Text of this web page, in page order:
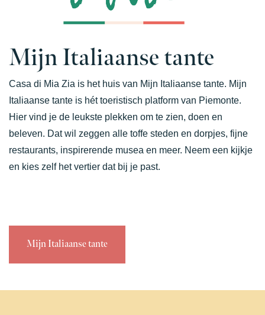
Mijn Italiaanse tante
Casa di Mia Zia is het huis van Mijn Italiaanse tante. Mijn
Italiaanse tante is hét toeristisch platform van Piemonte.
Hier vind je de leukste plekken om te zien, doen en
beleven. Dat wil zeggen alle toffe steden en dorpjes, fijne
restaurants, inspirerende musea en meer. Neem een kijkje
en kies zelf het vertier dat bij je past.
Mijn Italiaanse tante